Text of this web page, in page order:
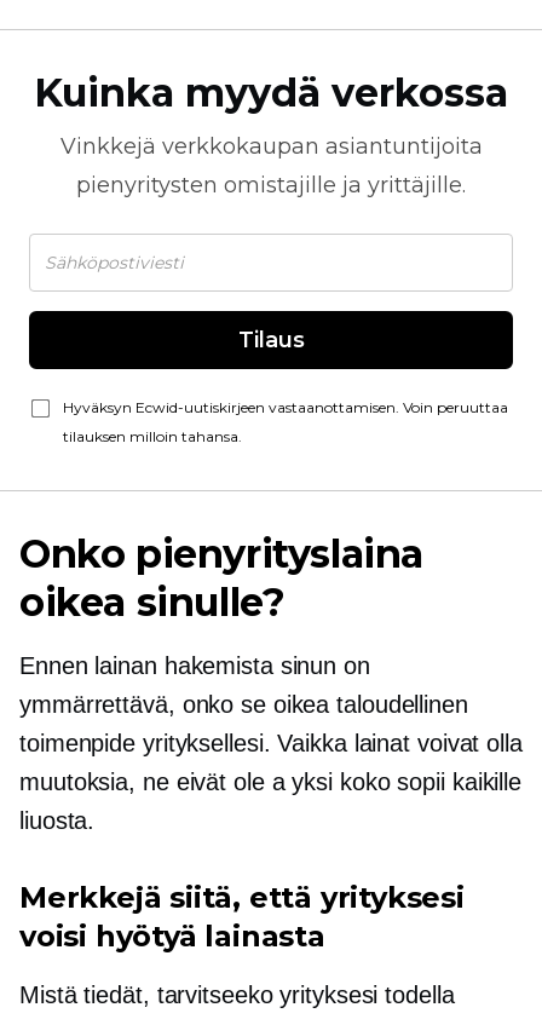
Kuinka myydä verkossa
Vinkkejä verkkokaupan asiantuntijoita
pienyritysten omistajille ja yrittäjille.
Tilaus
Hyväksyn Ecwid-uutiskirjeen vastaanottamisen. Voin peruuttaa
tilauksen milloin tahansa.
Onko pienyrityslaina
oikea sinulle?
Ennen lainan hakemista sinun on
ymmärrettävä, onko se oikea taloudellinen
toimenpide yrityksellesi. Vaikka lainat voivat olla
muutoksia, ne eivät ole ayksi koko sopii kaikille
liuosta.
Merkkejä siitä, että yrityksesi
voisi hyötyä lainasta
Mistä tiedät, tarvitseeko yrityksesi todella